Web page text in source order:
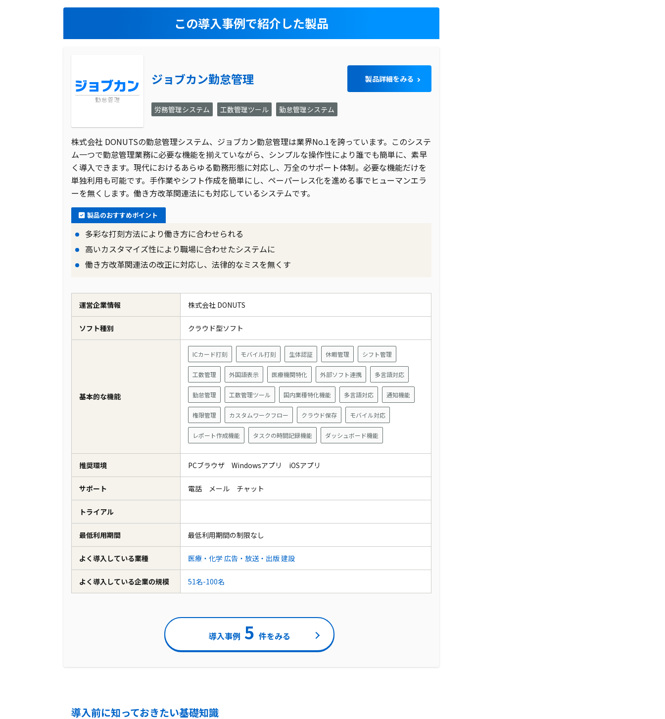
この導入事例で紹介した製品
ジョブカン勤怠管理 製品詳細をみる
労務管理システム 工数管理ツール 勤怠管理システム
株式会社 DONUTSの勤怠管理システム、ジョブカン勤怠管理は業界No.1を誇っています。このシステ
ム一つで勤怠管理業務に必要な機能を揃えていながら、シンプルな操作性により誰でも簡単に、素早
く導入できます。現代におけるあらゆる勤務形態に対応し、万全のサポート体制。必要な機能だけを
単独利用も可能です。手作業やシフト作成を簡単にし、ペーパーレス化を進める事でヒューマンエラ
ーを無くします。働き方改革関連法にも対応しているシステムです。
製品のおすすめポイント
多彩な打刻方法により働き方に合わせられる
高いカスタマイズ性により職場に合わせたシステムに
働き方改革関連法の改正に対応し、法律的なミスを無くす
運営企業情報 株式会社 DONUTS
ソフト種別 クラウド型ソフト
基本的な機能
ICカード打刻 モバイル打刻 生体認証 休暇管理 シフト管理
工数管理 外国語表示 医療機関特化 外部ソフト連携 多言語対応
勤怠管理 工数管理ツール 国内業種特化機能 多言語対応 通知機能
権限管理 カスタムワークフロー クラウド保存 モバイル対応
レポート作成機能 タスクの時間記録機能 ダッシュボード機能
推奨環境 PCブラウザ Windowsアプリ iOSアプリ
サポート 電話 メール チャット
トライアル
最低利用期間 最低利用期間の制限なし
よく導入している業種 医療・化学 広告・放送・出版建設
よく導入している企業の規模 51名-100名
導入事例 5 件をみる
導入前に知っておきたい基礎知識